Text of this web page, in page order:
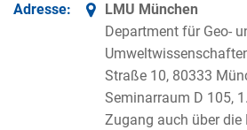
Adresse:
LMU München
Department für Geo-
Straße 10, 80333
Seminarraum D 105,
Zugang auch über